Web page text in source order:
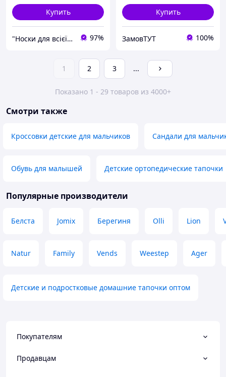
Купить
"Носки для всієї сім'ї, одяг, взуття та інші товари" 97%
Купить
ЗамовТУТ 100%
1 2 3 ...
Показано 1 - 29 товаров из 4000+
Смотри также
Кроссовки детские для мальчиков Сандали для
Обувь для малышей Детские ортопедические тапочки
Популярные производители
Белста Jomix Берегиня Olli Lion
Natur Family Vends Weestep Ager
Детские и подростковые домашние тапочки оптом
Покупателям
Продавцам